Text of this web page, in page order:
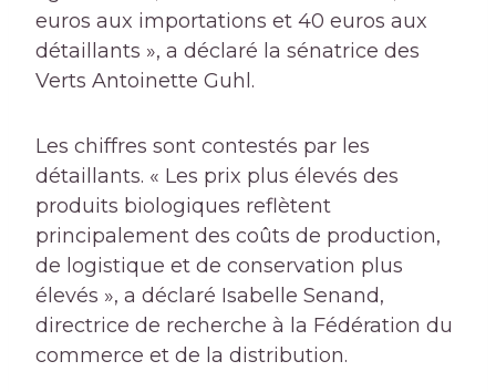
euros aux importations et 40 euros aux
détaillants », a déclaré la sénatrice des
Verts Antoinette Guhl.
Les chiffres sont contestés par les
détaillants. « Les prix plus élevés des
produits biologiques reflètent
principalement des coûts de production,
de logistique et de conservation plus
élevés », a déclaré Isabelle Senand,
directrice de recherche à la Fédération du
commerce et de la distribution.